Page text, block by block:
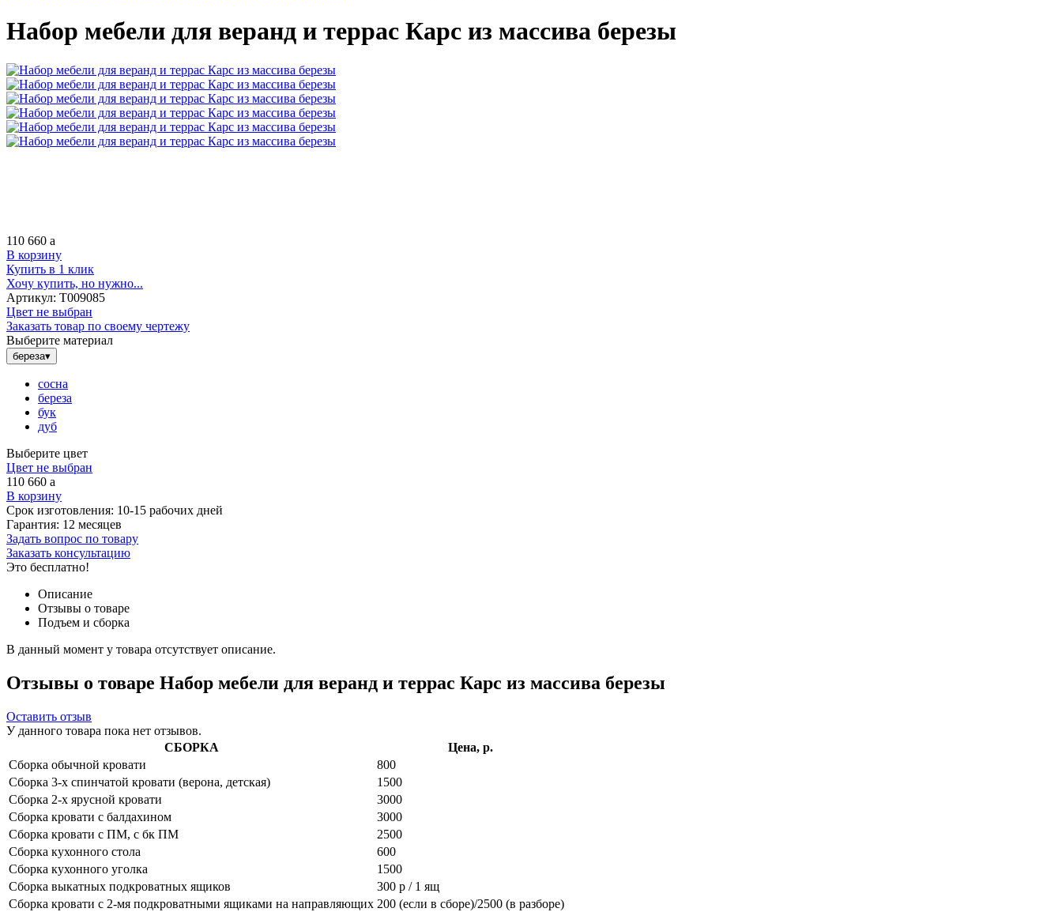
Набор мебели для веранд и террас Карс из массива березы
110 660 a
В корзину
Купить в 1 клик
Хочу купить, но нужно...
Артикул: Т009085
Цвет не выбран
Заказать товар по своему чертежу
Выберите материал
береза▾
сосна
береза
бук
дуб
Выберите цвет
Цвет не выбран
110 660 a
В корзину
Срок изготовления: 10-15 рабочих дней
Гарантия: 12 месяцев
Задать вопрос по товару
Заказать консультацию
Это бесплатно!
Описание
Отзывы о товаре
Подъем и сборка
В данный момент у товара отсутствует описание.
Отзывы о товаре Набор мебели для веранд и террас Карс из массива березы
Оставить отзыв
У данного товара пока нет отзывов.
СБОРКА
Цена, р.
Сборка обычной кровати
800
Сборка 3-х спинчатой кровати (верона, детская)
1500
Сборка 2-х ярусной кровати
3000
Сборка кровати с балдахином
3000
Сборка кровати с ПМ, с бк ПМ
2500
Сборка кухонного стола
600
Сборка кухонного уголка
1500
Сборка выкатных подкроватных ящиков
300 р / 1 ящ
Сборка кровати с 2-мя подкроватными ящиками на направляющих 200 (если в сборе)/2500 (в разборе)